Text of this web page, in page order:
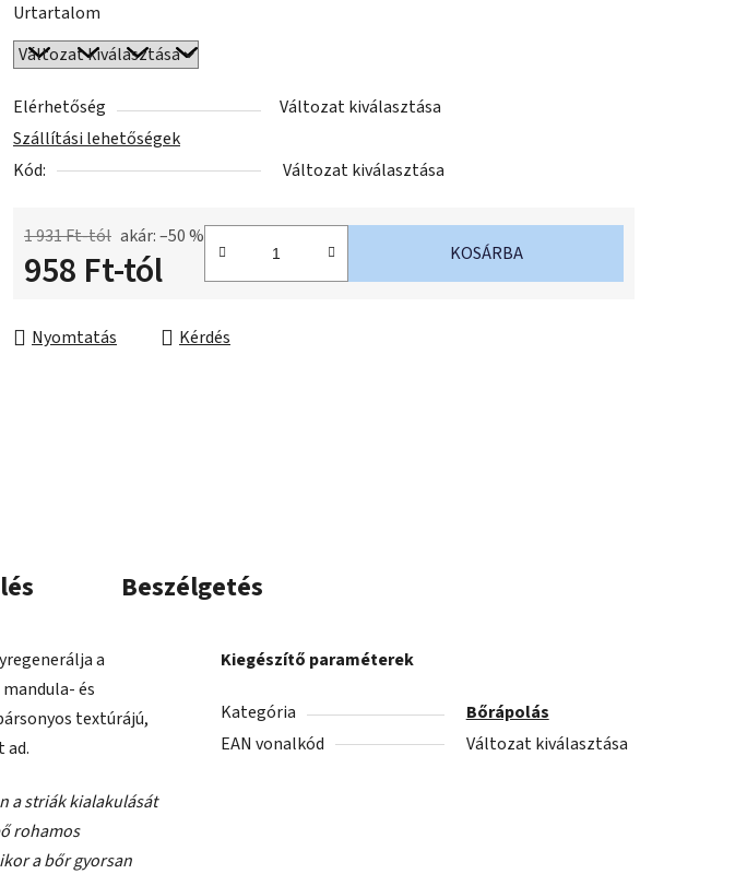
0,0
csillag.
Urtartalom
Elérhetőség
Változat kiválasztása
Szállítási lehetőségek
Kód:
Változat kiválasztása
1 931 Ft-tól akár: –50 %
958 Ft-tól KOSÁRBA
Nyomtatás Kérdés
Beszélgetés
a
és
textúrájú,
ad.
a striák kialakulását
rohamos
a bőr gyorsan
Kiegészítő paraméterek
Kategória
Bőrápolás
EAN vonalkód
Változat kiválasztása